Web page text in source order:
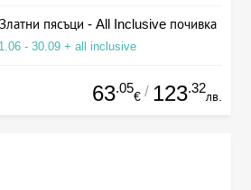
пясъци - All Inclusive почивка
- 30.09 + all inclusive
63.05
€ / 123.32
лв.